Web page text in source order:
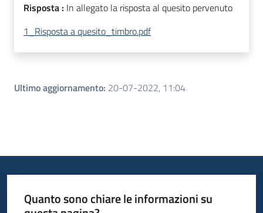
Risposta : In allegato la risposta al quesito pervenuto
1_Risposta a quesito_timbro.pdf
Ultimo aggiornamento: 20-07-2022, 11:04
Quanto sono chiare le informazioni su